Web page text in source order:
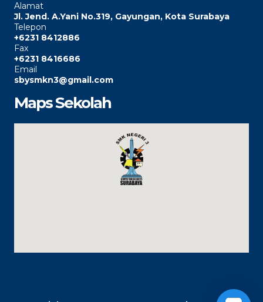
Alamat
Jl. Jend. A.Yani No.319, Gayungan, Kota Surabaya
Telepon
+6231 8412886
Fax
+6231 8416686
Email
sbysmkn3@gmail.com
Maps Sekolah